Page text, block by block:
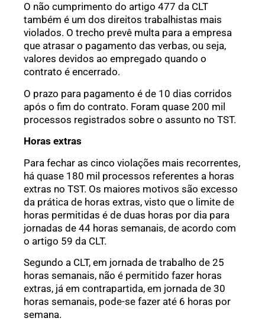
O não cumprimento do artigo 477 da CLT
também é um dos direitos trabalhistas mais
violados. O trecho prevê multa para a empresa
que atrasar o pagamento das verbas, ou seja,
valores devidos ao empregado quando o
contrato é encerrado.
O prazo para pagamento é de 10 dias corridos
após o fim do contrato. Foram quase 200 mil
processos registrados sobre o assunto no TST.
Horas extras
Para fechar as cinco violações mais recorrentes,
há quase 180 mil processos referentes a horas
extras no TST. Os maiores motivos são excesso
da prática de horas extras, visto que o limite de
horas permitidas é de duas horas por dia para
jornadas de 44 horas semanais, de acordo com
o artigo 59 da CLT.
Segundo a CLT, em jornada de trabalho de 25
horas semanais, não é permitido fazer horas
extras, já em contrapartida, em jornada de 30
horas semanais, pode-se fazer até 6 horas por
semana.